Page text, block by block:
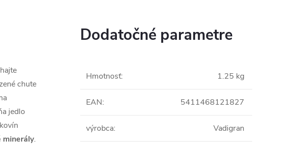
chute
jedlo
minerály.
Dodatočné parametre
Hmotnosť: 1.25 kg
EAN: 5411468121827
výrobca: Vadigran